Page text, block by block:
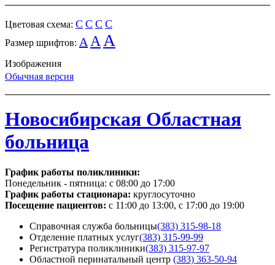
Цветовая схема: C C C C
Размер шрифтов: A A A
Изображения
Обычная версия
Новосибирская Областная
больница
График работы поликлиники:
Понедельник - пятница: с 08:00 до 17:00
График работы стационара: круглосуточно
Посещение пациентов: с 11:00 до 13:00, с 17:00 до 19:00
Справочная служба больницы(383) 315-98-18
Отделение платных услуг(383) 315-99-99
Регистратура поликлиники(383) 315-97-97
Областной перинатальный центр (383) 363-50-94